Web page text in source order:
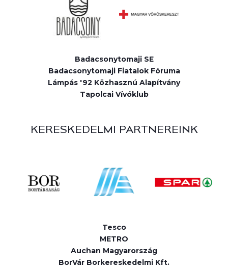
Badacsonytomaji SE
Badacsonytomaji Fiatalok Fóruma
Lámpás '92 Közhasznú Alapítvány
Tapolcai Vívóklub
KERESKEDELMI PARTNEREINK
Tesco
METRO
Auchan Magyarország
BorVár Borkereskedelmi Kft.